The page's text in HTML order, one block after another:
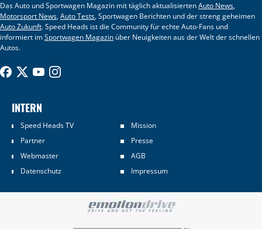
Das Auto und Sportwagen Magazin mit täglich aktualisiertenAuto News,
Motorsport News,Auto Tests, Sportwagen Berichten und der streng geheimen
Auto Zukunft. Speed Heads ist die Community für echte Auto-Fans und
informiert imSportwagen Magazin über Neuigkeiten aus der Welt der schnellen
Autos.
INTERN
Speed Heads TV
Mission
Partner
Presse
Webmaster
AGB
Datenschutz
Impressum